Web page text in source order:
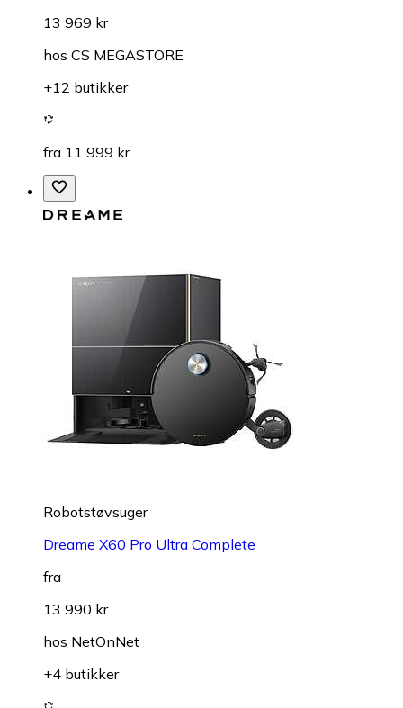
13 969 kr
hos CS MEGASTORE
+12 butikker
fra 11 999 kr
Robotstøvsuger
Dreame X60 Pro Ultra Complete
fra
13 990 kr
hos NetOnNet
+4 butikker